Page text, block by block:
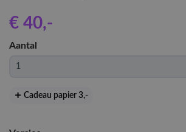
€ 40,-
Aantal
Cadeau papier 3,-